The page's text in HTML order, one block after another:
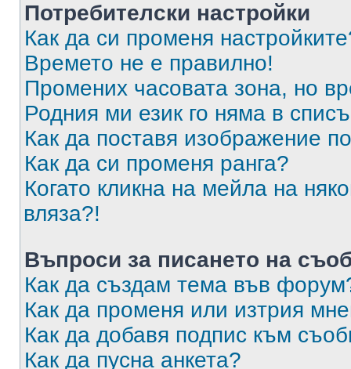
Потребителски настройки
Как да си променя
Времето не е правилно!
Промених часовата зона, но
Родния ми език го няма в
Как да поставя изображение
Как да си променя ранга?
Когато кликна на мейла на
вляза?!
Въпроси за писането на
Как да създам тема във
Как да променя или изтрия
Как да добавя подпис към
Как да пусна анкета?